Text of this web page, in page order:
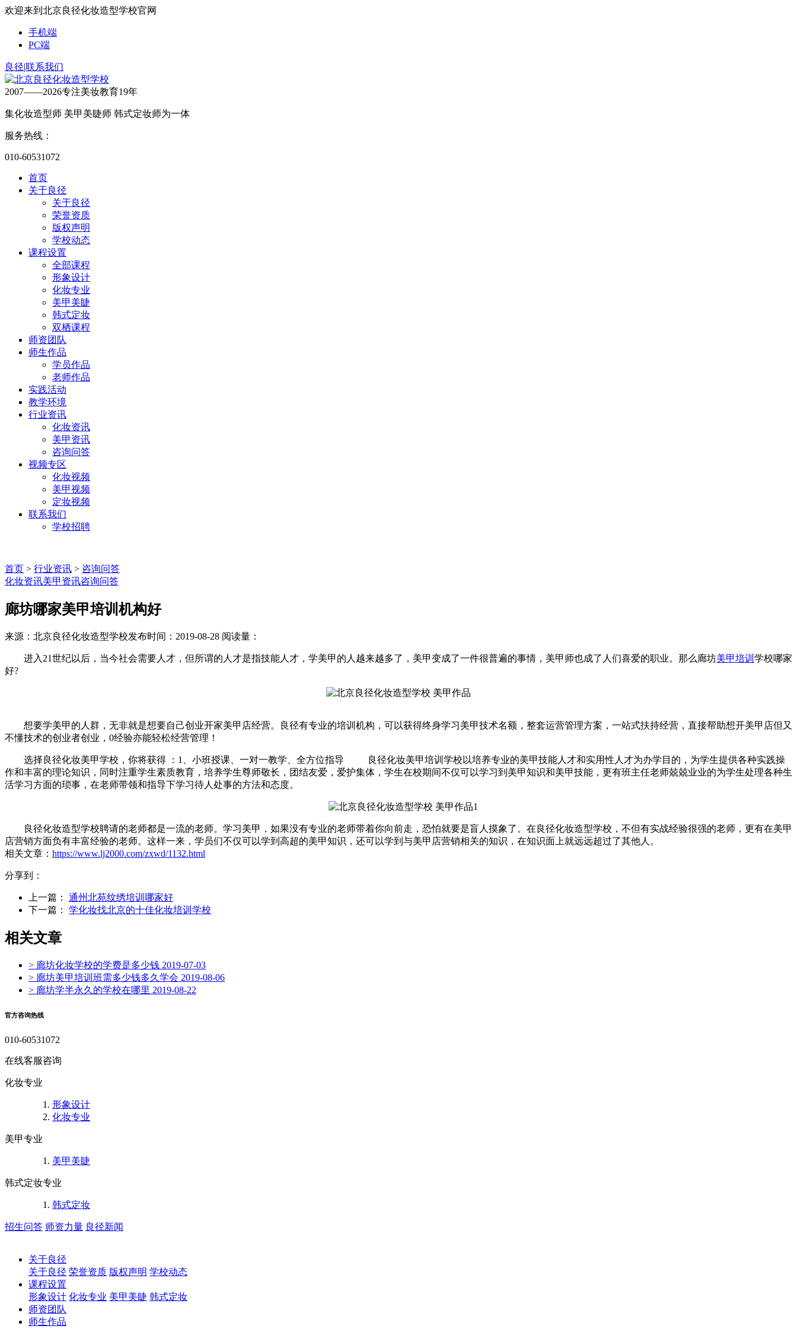
欢迎来到北京良径化妆造型学校官网
手机端
PC端
良径|联系我们
2007——2026专注美妆教育19年
集化妆造型师 美甲美睫师 韩式定妆师为一体
服务热线：
010-60531072
首页
关于良径
关于良径
荣誉资质
版权声明
学校动态
课程设置
全部课程
形象设计
化妆专业
美甲美睫
韩式定妆
双栖课程
师资团队
师生作品
学员作品
老师作品
实践活动
教学环境
行业资讯
化妆资讯
美甲资讯
咨询问答
视频专区
化妆视频
美甲视频
定妆视频
联系我们
学校招聘
首页 > 行业资讯 > 咨询问答
化妆资讯美甲资讯咨询问答
廊坊哪家美甲培训机构好
来源：北京良径化妆造型学校发布时间：2019-08-28 阅读量：
进入21世纪以后，当今社会需要人才，但所谓的人才是指技能人才，学美甲的人越来越多了，美甲变成了一件很普遍的事情，美甲师也成了人们喜爱的职业。那么廊坊美甲培训 学校哪家
好?
想要学美甲的人群，无非就是想要自己创业开家美甲店经营。良径有专业的培训机构，可以获得终身学习美甲技术名额，整套运营管理方案，一站式扶持经营，直接帮助想开美甲店但又
不懂技术的创业者创业，0经验亦能轻松经营管理！
选择良径化妆美甲学校，你将获得 ：1、小班授课、一对一教学、全方位指导 良径化妆美甲培训学校以培养专业的美甲技能人才和实用性人才为办学目的，为学生提供各种实践操
作和丰富的理论知识，同时注重学生素质教育，培养学生尊师敬长，团结友爱，爱护集体，学生在校期间不仅可以学习到美甲知识和美甲技能，更有班主任老师兢兢业业的为学生处理各种生
活学习方面的琐事，在老师带领和指导下学习待人处事的方法和态度。
良径化妆造型学校聘请的老师都是一流的老师。学习美甲，如果没有专业的老师带着你向前走，恐怕就要是盲人摸象了。在良径化妆造型学校，不但有实战经验很强的老师，更有在美甲
店营销方面负有丰富经验的老师。这样一来，学员们不仅可以学到高超的美甲知识，还可以学到与美甲店营销相关的知识，在知识面上就远远超过了其他人。
相关文章： https://www.lj2000.com/zxwd/1132.html
分享到：
上一篇：
通州北苑纹绣培训哪家好
下一篇：
学化妆找北京的十佳化妆培训学校
相关文章
> 廊坊化妆学校的学费是多少钱 2019-07-03
> 廊坊美甲培训班需多少钱多久学会 2019-08-06
> 廊坊学半永久的学校在哪里 2019-08-22
官方咨询热线
010-60531072
在线客服咨询
化妆专业
形象设计
化妆专业
美甲专业
美甲美睫
韩式定妆专业
韩式定妆
招生问答 师资力量 良径新闻
关于良径
关于良径 荣誉资质 版权声明 学校动态
课程设置
形象设计 化妆专业 美甲美睫 韩式定妆
师资团队
师生作品